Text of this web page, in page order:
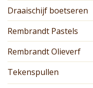
Draaischijf boetseren
Rembrandt Pastels
Rembrandt Olieverf
Tekenspullen